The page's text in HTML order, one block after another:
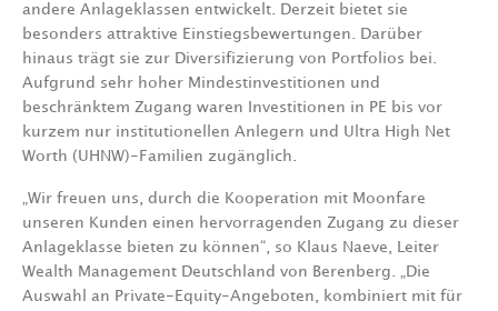
andere Anlageklassen entwickelt. Derzeit bietet sie
besonders attraktive Einstiegsbewertungen. Darüber
hinaus trägt sie zur Diversifizierung von Portfolios bei.
Aufgrund sehr hoher Mindestinvestitionen und
beschränktem Zugang waren Investitionen in PE bis vor
kurzem nur institutionellen Anlegern und Ultra High Net
Worth (UHNW)-Familien zugänglich.
„Wir freuen uns, durch die Kooperation mit Moonfare
unseren Kunden einen hervorragenden Zugang zu dieser
Anlageklasse bieten zu können“, so Klaus Naeve, Leiter
Wealth Management Deutschland von Berenberg. „Die
Auswahl an Private-Equity-Angeboten, kombiniert mit für